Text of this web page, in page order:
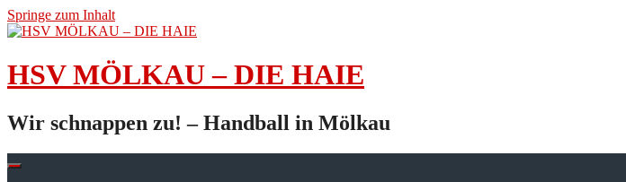
Springe zum Inhalt
HSV MÖLKAU – DIE HAIE
Wir schnappen zu! – Handball in Mölkau